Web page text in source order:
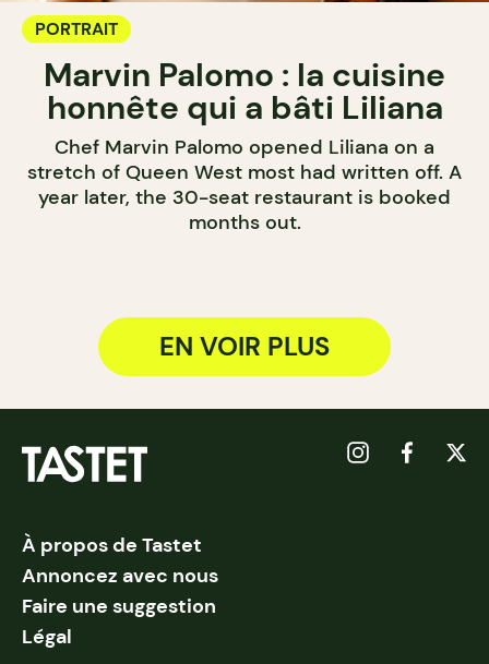
PORTRAIT
Marvin Palomo : la cuisine
honnête qui a bâti Liliana
Chef Marvin Palomo opened Liliana on a
stretch of Queen West most had written off. A
year later, the 30-seat restaurant is booked
months out.
EN VOIR PLUS
À propos de Tastet
Annoncez avec nous
Faire une suggestion
Légal